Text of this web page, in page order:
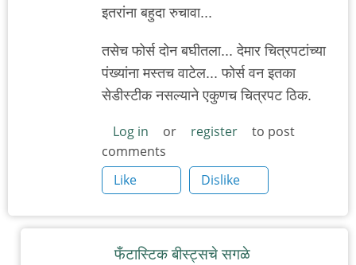
इतरांना बहुदा रुचावा...
तसेच फोर्स दोन बघीतला... देमार चित्रपटांच्या
पंख्यांना मस्तच वाटेल... फोर्स वन इतका
सेडीस्टीक नसल्याने एकुणच चित्रपट ठिक.
Log in or register
to post
comments
Like
Dislike
फँटास्टिक बीस्ट्सचे सगळे